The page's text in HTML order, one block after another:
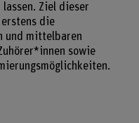
Ziel dieser
die
und mittelbaren
sowie